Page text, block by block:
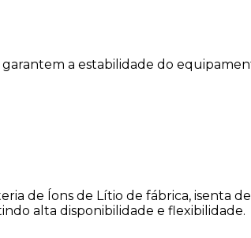
garantem a estabilidade do
de Íons de Lítio de fábrica, isenta
alta disponibilidade e flexibilidade.